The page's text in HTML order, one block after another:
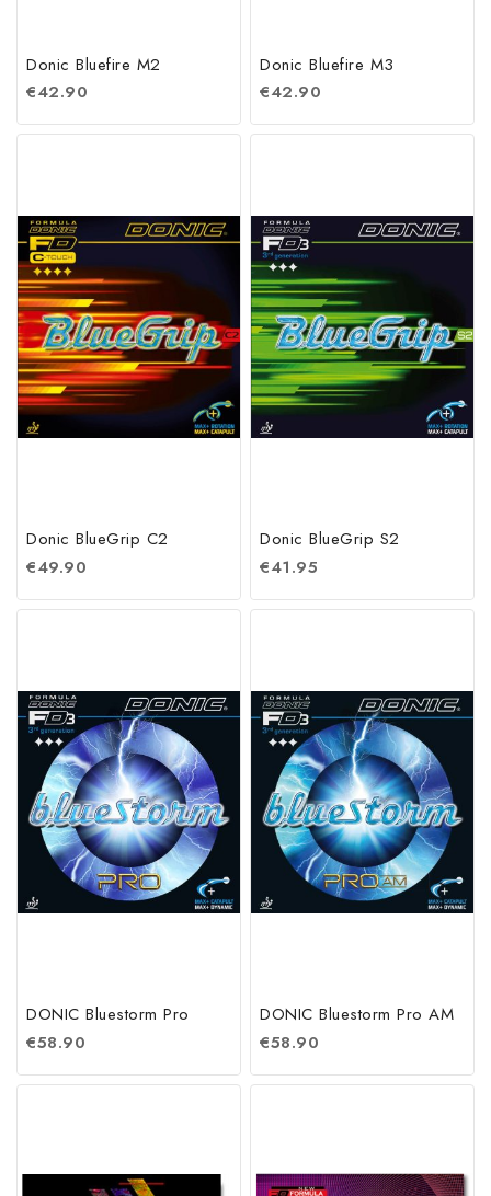
Donic Bluefire M2
€42.90
Donic Bluefire M3
€42.90
Donic BlueGrip C2
€49.90
Donic BlueGrip S2
€41.95
DONIC Bluestorm Pro
€58.90
DONIC Bluestorm Pro AM
€58.90